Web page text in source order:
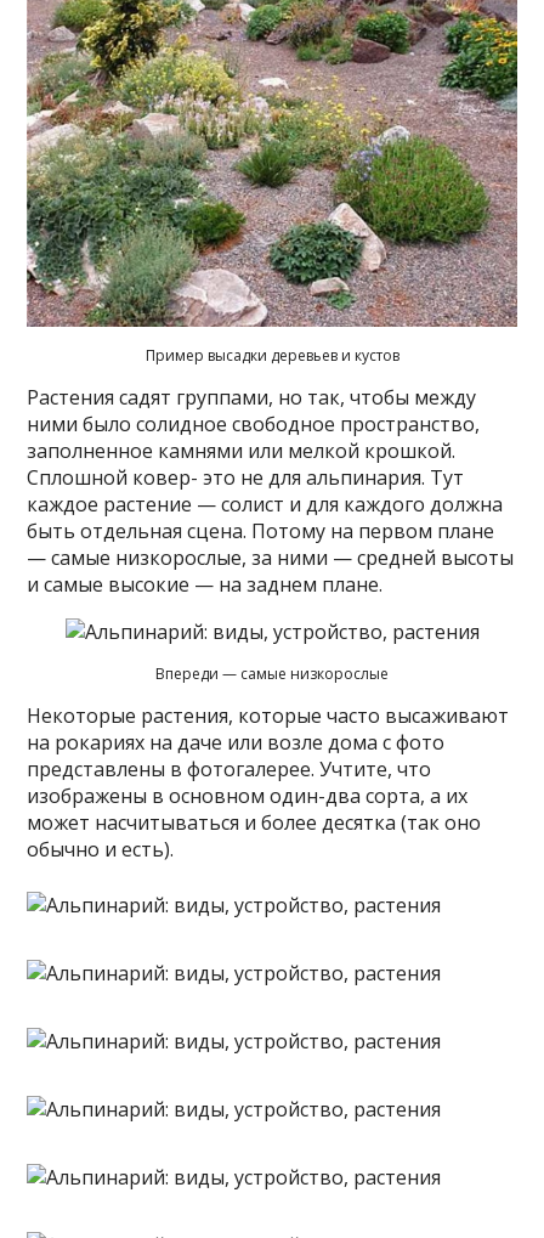
Пример высадки деревьев и кустов
Растения садят группами, но так, чтобы между
ними было солидное свободное пространство,
заполненное камнями или мелкой крошкой.
Сплошной ковер- это не для альпинария. Тут
каждое растение — солист и для каждого должна
быть отдельная сцена. Потому на первом плане
— самые низкорослые, за ними — средней высоты
и самые высокие — на заднем плане.
Впереди — самые низкорослые
Некоторые растения, которые часто высаживают
на рокариях на даче или возле дома с фото
представлены в фотогалерее. Учтите, что
изображены в основном один-два сорта, а их
может насчитываться и более десятка (так оно
обычно и есть).